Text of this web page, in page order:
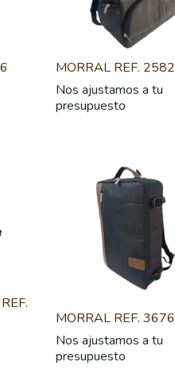
MORRAL REF. 2582
Nos ajustamos a tu
presupuesto
MORRAL REF. 3676
Nos ajustamos a tu
presupuesto